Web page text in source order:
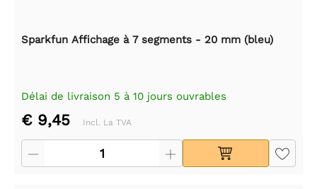
Sparkfun Affichage à 7 segments - 20 mm (bleu)
Délai de livraison 5 à 10 jours ouvrables
€ 9,45 Incl. La TVA